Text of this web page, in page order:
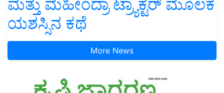
ಮತ್ತು ಮಹೀಂದ್ರಾ ಟ್ರ್ಯಾಕ್ಟರ್ ಮೂಲಕ
ಯಶಸ್ಸಿನ ಕಥೆ
More News